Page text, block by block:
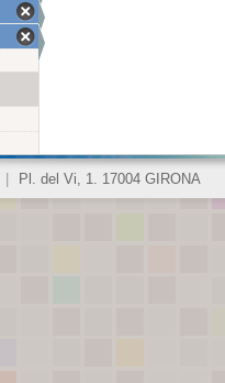
Pl. del Vi, 1. 17004 GIRONA